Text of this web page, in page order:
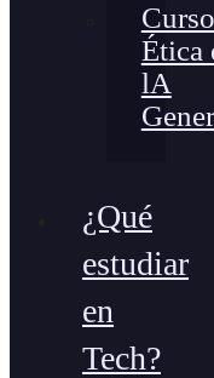
Ética
lA
¿Qué
estudiar
en
Tech?